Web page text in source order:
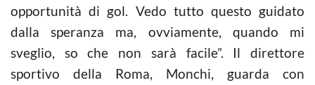
opportunità di gol. Vedo tutto questo guidato
dalla speranza ma, ovviamente, quando mi
sveglio, so che non sarà facile”. Il direttore
sportivo della Roma, Monchi, guarda con